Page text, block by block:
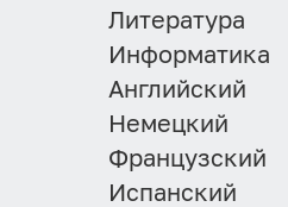
Литература
Информатика
Английский
Немецкий
Французский
Испанский